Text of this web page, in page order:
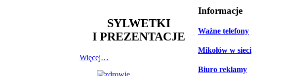
SYLWETKI
I PREZENTACJE
Więcej…
Informacje
Ważne telefony
Mikołów w sieci
Biuro reklamy